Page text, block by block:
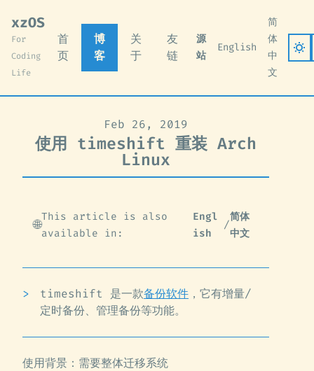
xzOS
For
Coding
Life
首
页
博
客
关
于
友
链
源
站
English
简
体
中
文
Feb 26, 2019
使用 timeshift 重装 Arch
Linux
🌐
This article is also
available in:
Engl
ish
/
简体
中文
timeshift 是一款备份软件 ，它有增量/
定时备份、管理备份等功能。
使用背景：需要整体迁移系统